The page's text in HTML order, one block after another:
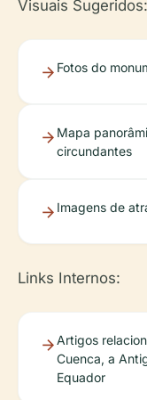
Visuais Sugeridos:
Fotos do
Mapa
circundantes
Imagens de
Links Internos:
Artigos
Cuenca, a
Equador